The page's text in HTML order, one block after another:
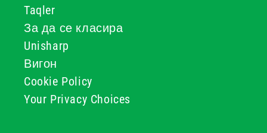
Taqler
За да се класира
Unisharp
Вигон
Cookie Policy
Your Privacy Choices